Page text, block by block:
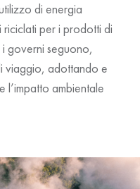
di energia
per i prodotti di
i governi seguono,
viaggio, adottando e
l’impatto ambientale